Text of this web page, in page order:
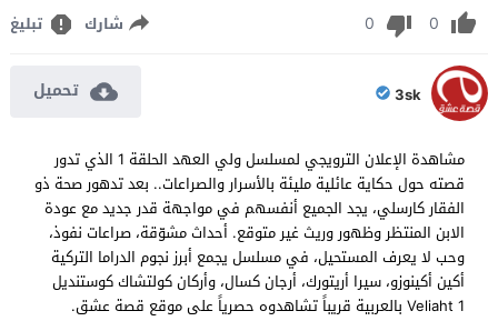
0
0 شارك تبليغ
3sk تحميل
مشاهدة الإعلان الترويجي لمسلسل ولي العهد الحلقة 1 الذي تدور
قصته حول حكاية عائلية مليئة بالأسرار والصراعات.. بعد تدهور صحة ذو
الفقار كارسلي، يجد الجميع أنفسهم في مواجهة قدر جديد مع عودة
الابن المنتظر وظهور وريث غير متوقع. أحداث مشوّقة، صراعات نفوذ،
وحب لا يعرف المستحيل، في مسلسل يجمع أبرز نجوم الدراما التركية
أكين أكينوزو، سيرا أريتورك، أرجان كسال، وأركان كولتشاك كوستنديل
Veliaht 1 بالعربية قريباً تشاهدوه حصرياً على موقع قصة عشق.